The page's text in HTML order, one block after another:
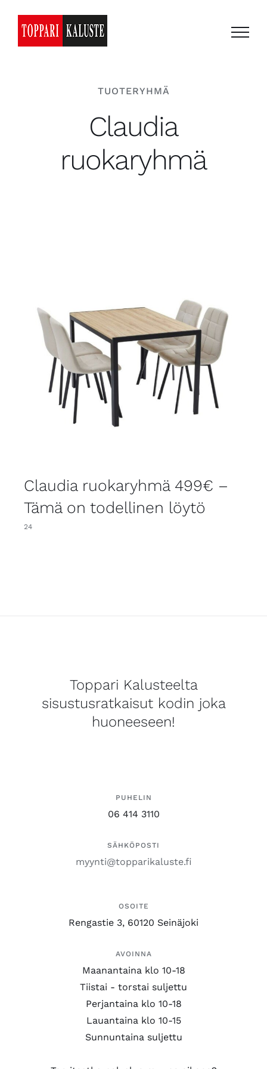
content
TUOTERYHMÄ
Claudia
ruokaryhmä
Claudia ruokaryhmä 499€ –
Tämä on todellinen löytö
24
Toppari Kalusteelta
sisustusratkaisut kodin joka
huoneeseen!
PUHELIN
06 414 3110
SÄHKÖPOSTI
myynti@topparikaluste.fi
OSOITE
Rengastie 3, 60120 Seinäjoki
AVOINNA
Maanantaina klo 10-18
Tiistai - torstai suljettu
Perjantaina klo 10-18
Lauantaina klo 10-15
Sunnuntaina suljettu